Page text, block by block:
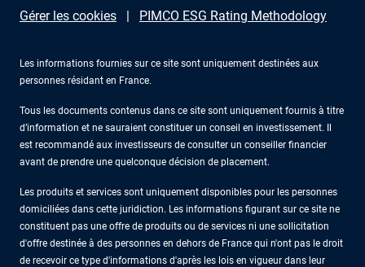
Gérer les cookies
PIMCO ESG Rating Methodology
Les informations fournies sur ce site sont uniquement destinées aux
personnes résidant en France.
Tous les documents contenus dans ce site sont uniquement fournis à titre
d’information et ne sauraient constituer un conseil en investissement. Il
est recommandé aux investisseurs de consulter un conseiller financier
avant de prendre une quelconque décision de placement.
Les produits et services sont uniquement disponibles pour les personnes
domiciliées dans cette juridiction. Les informations figurant sur ce site ne
constituent pas une offre de produits ou de services ni une sollicitation
d'offre destinée à des personnes en dehors de France qui n'ont pas le droit
de recevoir ce type d'informations d'après les lois en vigueur dans leur